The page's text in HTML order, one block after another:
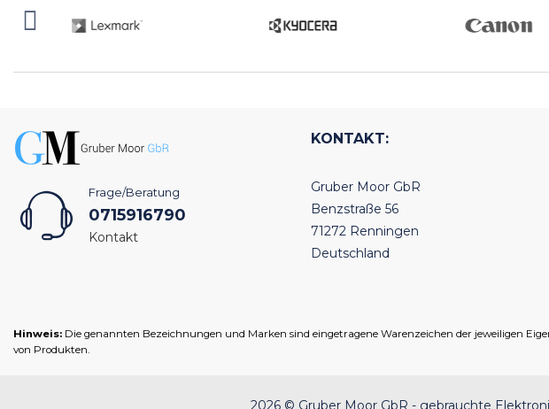
Frage/Beratung
0715916790
Kontakt
KONTAKT:
Gruber Moor GbR
Benzstraße 56
71272 Renningen
Deutschland
Hinweis: Die genannten Bezeichnungen und Marken sind eingetragene Warenzeichen der jeweiligen
von Produkten.
2026 © Gruber Moor GbR - gebrauchte